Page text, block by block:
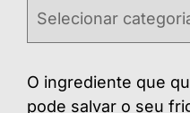
O ingrediente que
pode salvar o seu